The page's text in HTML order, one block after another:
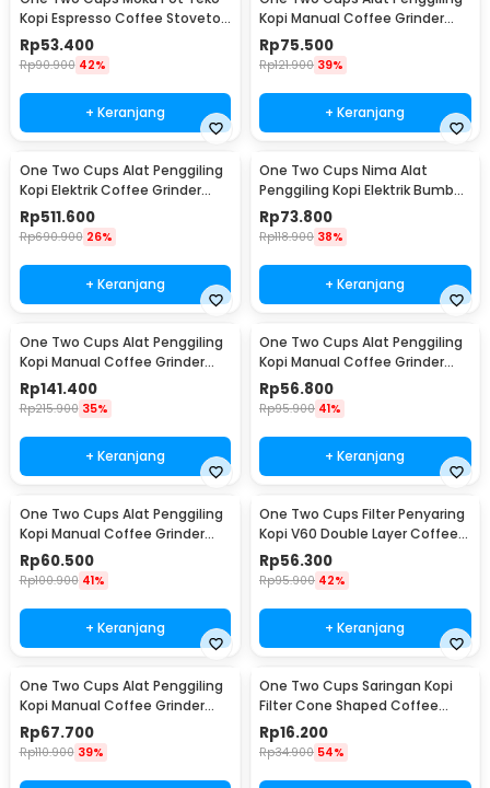
Kopi Espresso Coffee Stovetop
2 Cup 100ml - Z20
Rp53.400
Rp90.900 42%
+ Keranjang
Kopi Manual Coffee Grinder
Wood - 16290
Rp75.500
Rp121.900 39%
+ Keranjang
One Two Cups Alat Penggiling
Kopi Elektrik Coffee Grinder
Adjustable - 600N
Rp511.600
Rp690.900 26%
+ Keranjang
One Two Cups Nima Alat
Penggiling Kopi Elektrik Bumbu
Coffee Grinder - NM-8300
Rp73.800
Rp118.900 38%
+ Keranjang
One Two Cups Alat Penggiling
Kopi Manual Coffee Grinder
Wood 30g - CW85532
Rp141.400
Rp215.900 35%
+ Keranjang
One Two Cups Alat Penggiling
Kopi Manual Coffee Grinder
160ml - CF012
Rp56.800
Rp95.900 41%
+ Keranjang
One Two Cups Alat Penggiling
Kopi Manual Coffee Grinder
Adjustable - RHNHA0176
Rp60.500
Rp100.900 41%
+ Keranjang
One Two Cups Filter Penyaring
Kopi V60 Double Layer Coffee
Filter - FS-40S
Rp56.300
Rp95.900 42%
+ Keranjang
One Two Cups Alat Penggiling
Kopi Manual Coffee Grinder
Adjustable - CF4146
Rp67.700
Rp110.900 39%
One Two Cups Saringan Kopi
Filter Cone Shaped Coffee
Dripper 1 PCS - K741
Rp16.200
Rp34.900 54%